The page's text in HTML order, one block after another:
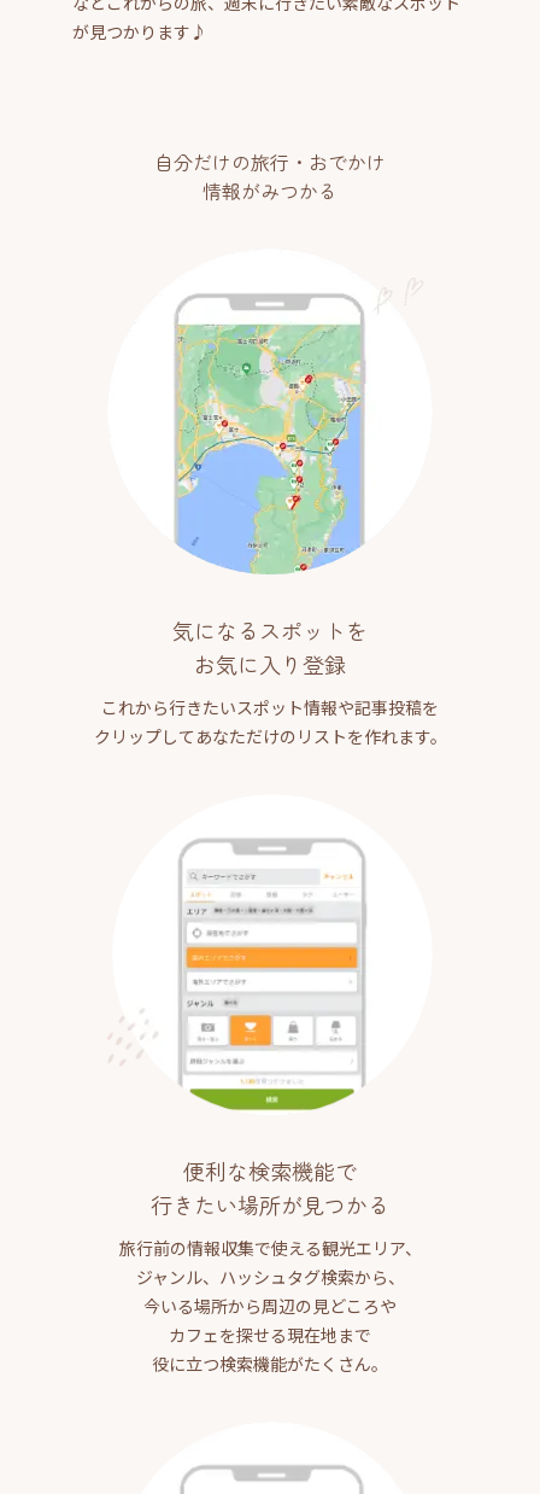
が見つかります♪
自分だけの旅行・おでかけ
情報がみつかる
気になるスポットを
お気に入り登録
これから行きたいスポット情報や記事投稿を
クリップしてあなただけのリストを作れます。
便利な検索機能で
行きたい場所が見つかる
旅行前の情報収集で使える観光エリア、
ジャンル、ハッシュタグ検索から、
今いる場所から周辺の見どころや
カフェを探せる現在地まで
役に立つ検索機能がたくさん。